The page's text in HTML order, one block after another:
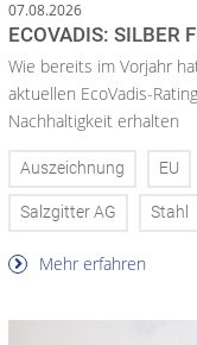
07.08.2026
ECOVADIS: SILBER
Wie bereits im Vorjahr
aktuellen EcoVadis-
Nachhaltigkeit erhalten
Auszeichnung EU
Salzgitter AG Stahl
Mehr erfahren